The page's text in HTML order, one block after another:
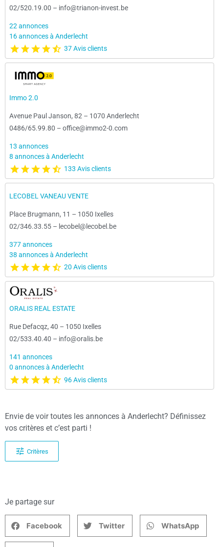
02/520.19.00 – info@trianon-invest.be
22 annonces
16 annonces à Anderlecht
37 Avis clients
Immo 2.0
Avenue Paul Janson, 82 – 1070 Anderlecht
0486/65.99.80 – office@immo2-0.com
13 annonces
8 annonces à Anderlecht
133 Avis clients
LECOBEL VANEAU VENTE
Place Brugmann, 11 – 1050 Ixelles
02/346.33.55 – lecobel@lecobel.be
377 annonces
38 annonces à Anderlecht
20 Avis clients
ORALIS REAL ESTATE
Rue Defacqz, 40 – 1050 Ixelles
02/533.40.40 – info@oralis.be
141 annonces
0 annonces à Anderlecht
96 Avis clients
Envie de voir toutes les annonces à Anderlecht? Définissez
vos critères et c’est parti !
Critères
Je partage sur
Facebook Twitter WhatsApp